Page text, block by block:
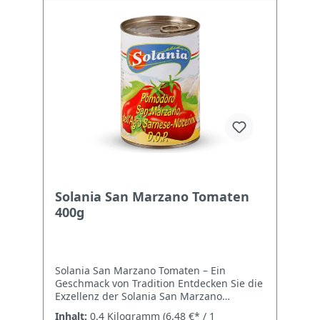
Nocerino, Salerno, Italien Nährwerte je 100
gesättigte Fettsäuren0,0 g
Kohlenhydrate3,9 g davon Zucker3,9 g
Ballaststoffe0,8 g Eiweiß1,1 g Salz0,1 g
Solania San Marzano Tomaten
400g
Solania San Marzano Tomaten – Ein
Geschmack von Tradition Entdecken Sie die
Exzellenz der Solania San Marzano
Tomaten, die aus dem Herzen der
Inhalt: 0.4 Kilogramm (6,48 €* / 1